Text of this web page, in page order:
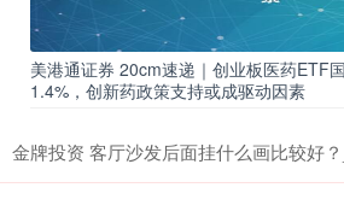
美港通证券 20cm速递｜创业板医药ETF
1.4%，创新药政策支持或成驱动因素
金牌投资 客厅沙发后面挂什么画比较好